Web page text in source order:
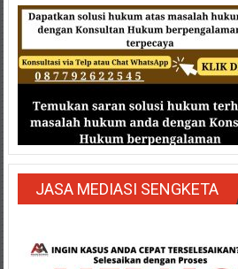
JASA MEDIASI SENGKETA